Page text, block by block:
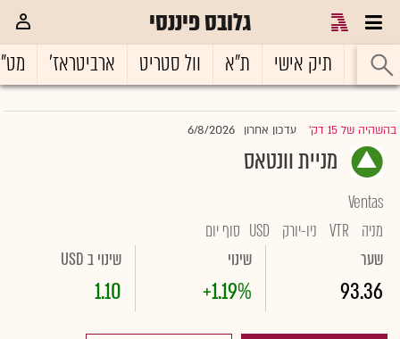
גלובס פיננסי
ראשי תיק אישי ת"א וול סטריט ארביטראז'
בהשהיה של 15 דק' |עדכון אחרון 6/8/2026
מניית וונטאס
Ventas
מניה
VTR ניו-יורק USD סוף יום
שער
93.36
שינוי
+1.19%
שינוי ב USD
1.10